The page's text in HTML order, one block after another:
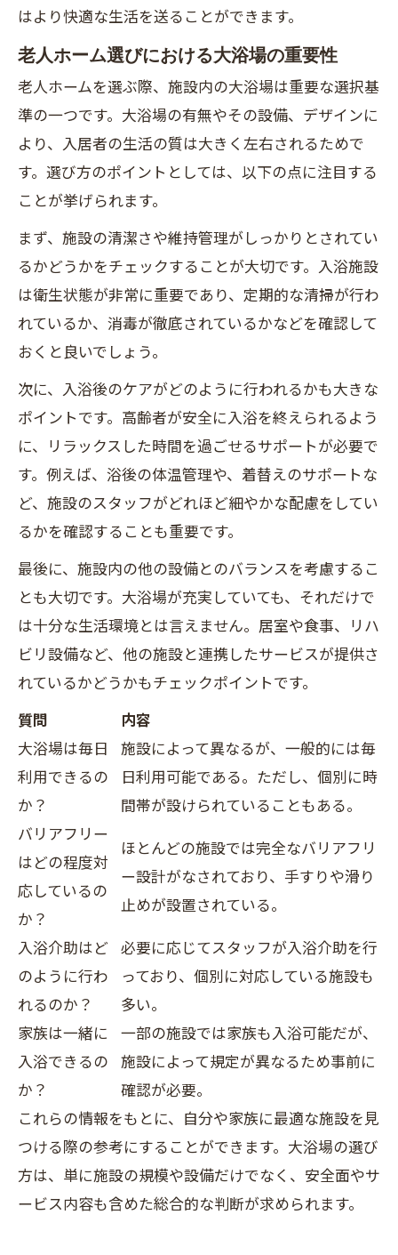
はより快適な生活を送ることができます。
老人ホーム選びにおける大浴場の重要性
老人ホームを選ぶ際、施設内の大浴場は重要な選択基
準の一つです。大浴場の有無やその設備、デザインに
より、入居者の生活の質は大きく左右されるためで
す。選び方のポイントとしては、以下の点に注目する
ことが挙げられます。
まず、施設の清潔さや維持管理がしっかりとされてい
るかどうかをチェックすることが大切です。入浴施設
は衛生状態が非常に重要であり、定期的な清掃が行わ
れているか、消毒が徹底されているかなどを確認して
おくと良いでしょう。
次に、入浴後のケアがどのように行われるかも大きな
ポイントです。高齢者が安全に入浴を終えられるよう
に、リラックスした時間を過ごせるサポートが必要で
す。例えば、浴後の体温管理や、着替えのサポートな
ど、施設のスタッフがどれほど細やかな配慮をしてい
るかを確認することも重要です。
最後に、施設内の他の設備とのバランスを考慮するこ
とも大切です。大浴場が充実していても、それだけで
は十分な生活環境とは言えません。居室や食事、リハ
ビリ設備など、他の施設と連携したサービスが提供さ
れているかどうかもチェックポイントです。
質問
内容
大浴場は毎日
利用できるの
か？
施設によって異なるが、一般的には毎
日利用可能である。ただし、個別に時
間帯が設けられていることもある。
バリアフリー
はどの程度対
応しているの
か？
ほとんどの施設では完全なバリアフリ
ー設計がなされており、手すりや滑り
止めが設置されている。
入浴介助はど
のように行わ
れるのか？
必要に応じてスタッフが入浴介助を行
っており、個別に対応している施設も
多い。
家族は一緒に
入浴できるの
か？
一部の施設では家族も入浴可能だが、
施設によって規定が異なるため事前に
確認が必要。
これらの情報をもとに、自分や家族に最適な施設を見
つける際の参考にすることができます。大浴場の選び
方は、単に施設の規模や設備だけでなく、安全面やサ
ービス内容も含めた総合的な判断が求められます。